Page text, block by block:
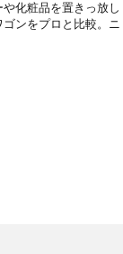
化粧品を置きっ放し
ンをプロと比較。ニ